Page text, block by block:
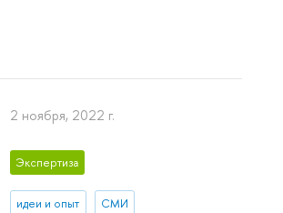
2 ноября, 2022 г.
Экспертиза
идеи и опыт СМИ